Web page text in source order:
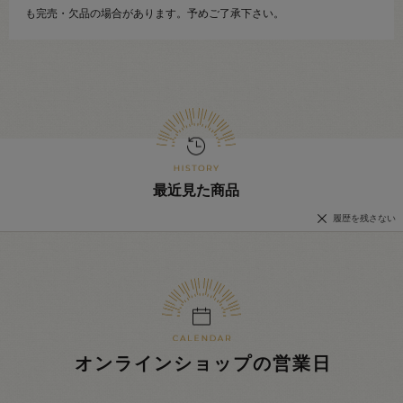
も完売・欠品の場合があります。予めご了承下さい。
最近見た商品
履歴を残さない
オンラインショップの営業日